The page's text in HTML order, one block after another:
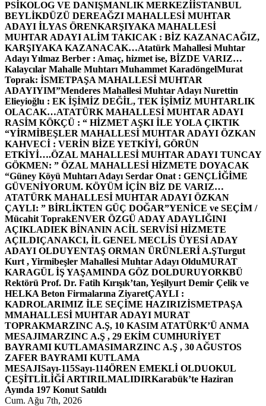
PSİKOLOG VE DANIŞMANLIK MERKEZİİSTANBUL
BEYLİKDÜZÜ DEREAĞZI MAHALLESİ MUHTAR
ADAYI İLYAS ÖRENKARŞIYAKA MAHALLESİ
MUHTAR ADAYI ALİM TAKICAK : BİZ KAZANACAĞIZ,
KARŞIYAKA KAZANACAK…Atatürk Mahallesi Muhtar
Adayı Yılmaz Berber : Amaç, hizmet ise, BİZDE VARIZ…
Kalaycılar Mahalle Muhtarı Muhammet KaradöngelMurat
Toprak: İSMETPAŞA MAHALLESİ MUHTAR
ADAYIYIM”Menderes Mahallesi Muhtar Adayı Nurettin
Elieyioğlu : EK İŞİMİZ DEĞİL, TEK İŞİMİZ MUHTARLIK
OLACAK…ATATÜRK MAHALLESİ MUHTAR ADAYI
RASİM KÖKÇÜ : “ HİZMET AŞKI İLE YOLA ÇIKTIK
“YİRMİBEŞLER MAHALLESİ MUHTAR ADAYI ÖZKAN
KAHVECİ : VERİN BİZE YETKİYİ, GÖRÜN
ETKİYİ….ÖZAL MAHALLESİ MUHTAR ADAYI TUNCAY
GÖKMEN: ” ÖZAL MAHALLESİ HİZMETE DOYACAK
“Güney Köyü Muhtarı Adayı Serdar Onat : GENÇLİĞİME
GÜVENİYORUM. KÖYÜM İÇİN BİZ DE VARIZ…
ATATÜRK MAHALLESİ MUHTAR ADAYI ÖZKAN
ÇAYLI: ” BİRLİKTEN GÜÇ DOĞAR”YENİCE ve SEÇİM /
Mücahit ToprakENVER ÖZGÜ ADAY ADAYLIĞINI
AÇIKLADIEK BİNANIN ACİL SERVİSİ HİZMETE
AÇILDIÇANAKCI, İL GENEL MECLİS ÜYESİ ADAY
ADAYI OLDUYENTAŞ ORMAN ÜRÜNLERİ A.ŞTurgut
Kurt , Yirmibeşler Mahallesi Muhtar Adayı OlduMURAT
KARAGÜL İŞ YAŞAMINDA GÖZ DOLDURUYORKBÜ
Rektörü Prof. Dr. Fatih Kırışık’tan, Yeşilyurt Demir Çelik ve
HELKA Beton Firmalarına ZiyaretÇAYLI :
KADROLARIMIZ İLE SEÇİME HAZIRIZİSMETPAŞA
MMAHALLESİ MUHTAR ADAYI MURAT
TOPRAKMARZINC A.Ş, 10 KASIM ATATÜRK’Ü ANMA
MESAJIMARZINC A.Ş , 29 EKİM CUMHURİYET
BAYRAMI KUTLAMASIMARZINC A.Ş , 30 AĞUSTOS
ZAFER BAYRAMI KUTLAMA
MESAJISayı-115Sayı-114ÖREN EMEKLİ OLDUOKUL
ÇEŞİTLİLİĞİ ARTIRILMALIDIRKarabük’te Haziran
Ayında 197 Konut Satıldı
Cum. Ağu 7th, 2026